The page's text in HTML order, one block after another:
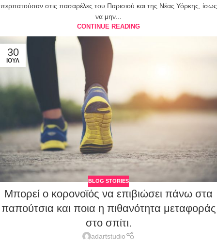
περπατούσαν στις πασαρέλες του Παρισιού και της Νέας Υόρκης, ίσως
να μην...
CONTINUE READING
30
ΙΟΎΛ
BLOG STORIES
Μπορεί ο κορονοϊός να επιβιώσει πάνω στα
παπούτσια και ποια η πιθανότητα μεταφοράς
στο σπίτι.
adartstudio